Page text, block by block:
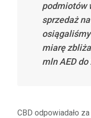
podmiotów
sprzedaż
miarę
mln AED do
CBD odpowiadało